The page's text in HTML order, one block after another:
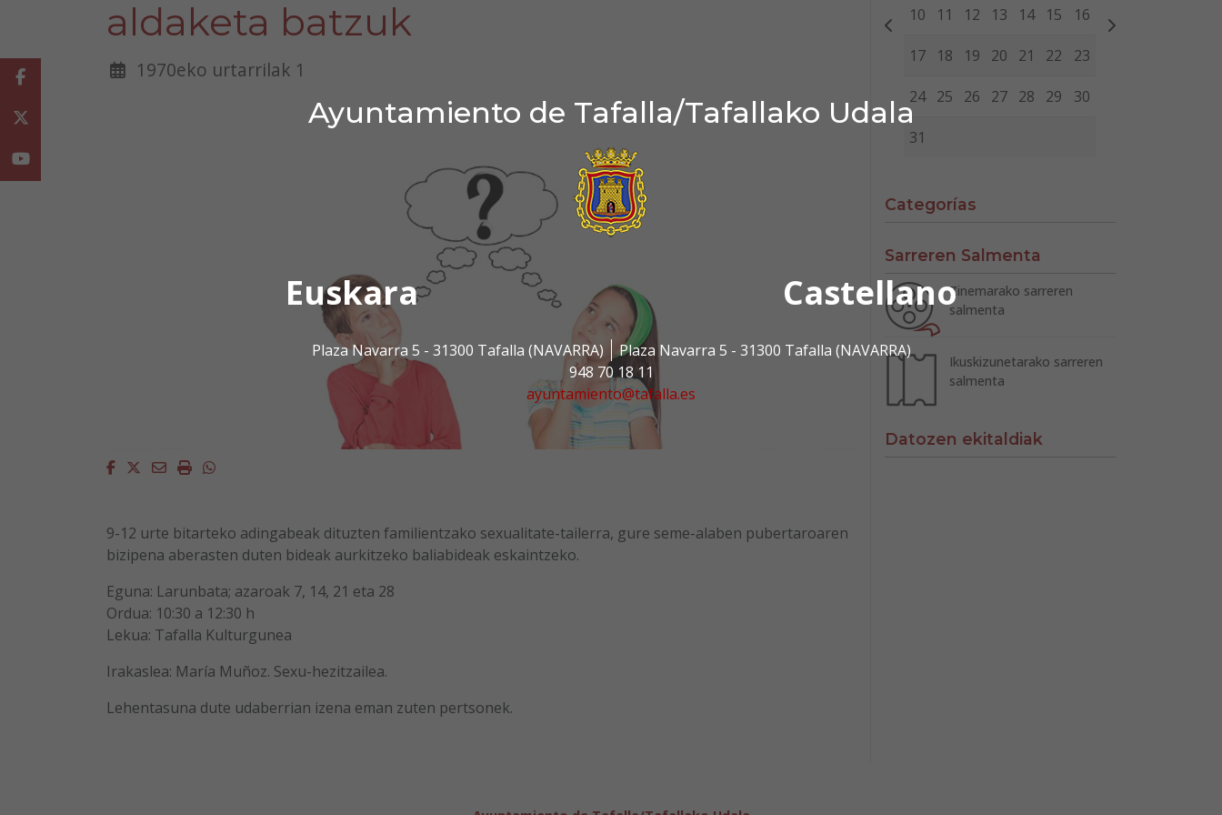
Ayuntamiento de Tafalla/Tafallako Udala
Euskara Castellano
Plaza Navarra 5 - 31300 Tafalla (NAVARRA)
Plaza Navarra 5 - 31300 Tafalla (NAVARRA)
948 70 18 11
ayuntamiento@tafalla.es
aldaketa batzuk
1970eko urtarrilak 1
Facebook
Twitter
EmailImprimirWhatsapp
9-12 urte bitarteko adingabeak dituzten familientzako sexualitate-tailerra, gure seme-alaben pubertaroaren
bizipena aberasten duten bideak aurkitzeko baliabideak eskaintzeko.
Eguna: Larunbata; azaroak 7, 14, 21 eta 28
Ordua: 10:30 a 12:30 h
Lekua: Tafalla Kulturgunea
Irakaslea: María Muñoz. Sexu-hezitzailea.
Lehentasuna dute udaberrian izena eman zuten pertsonek.
10 11 12 13 14 15 16
17 18 19 20 21 22 23
24 25 26 27 28 29 30
31
Categorías
Sarreren Salmenta
Zinemarako sarreren
salmenta
Ikuskizunetarako sarreren
salmenta
Datozen ekitaldiak
Facebook
Youtube